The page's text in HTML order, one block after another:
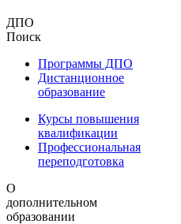
ДПО
Поиск
Программы ДПО
Дистанционное
образование
Курсы повышения
квалификации
Профессиональная
переподготовка
О
дополнительном
образовании